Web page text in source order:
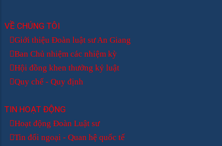
VỀ CHÚNG TÔI
Giới thiệu Đoàn luật sư An Giang
Ban Chủ nhiệm các nhiệm kỳ
Hội đồng khen thưởng kỷ luật
Quy chế - Quy định
TIN HOẠT ĐỘNG
Hoạt động Đoàn Luật sư
Tin đối ngoại - Quan hệ quốc tế